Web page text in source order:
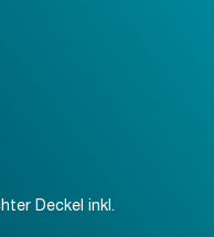
Deckel inkl.